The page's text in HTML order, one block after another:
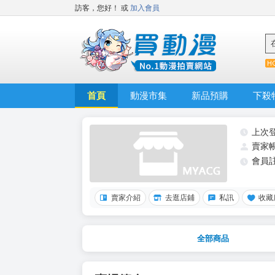
訪客，您好！ 或 加入會員
首頁 動漫市集 新品預購 下殺
上次
賣家
會員
賣家介紹 去逛店鋪 私訊 收藏
全部商品